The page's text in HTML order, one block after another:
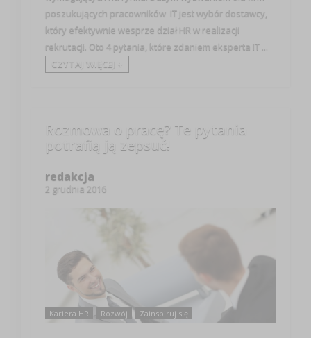
poszukujących pracowników IT jest wybór dostawcy,
który efektywnie wesprze dział HR w realizacji
rekrutacji. Oto 4 pytania, które zdaniem eksperta IT ...
CZYTAJ WIĘCEJ +
Rozmowa o pracę? Te pytania
potrafią ją zepsuć!
redakcja
2 grudnia 2016
Kariera HR Rozwój Zainspiruj się